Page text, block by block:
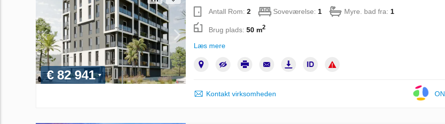
€ 82 941
Antall Rom: 2 Soveværelse: 1 Myre. bad fra: 1
Brug plads: 50 m2
Læs mere
Kontakt virksomheden